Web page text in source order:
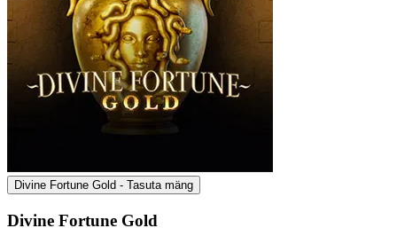
Divine Fortune Gold - Tasuta mäng
Divine Fortune Gold